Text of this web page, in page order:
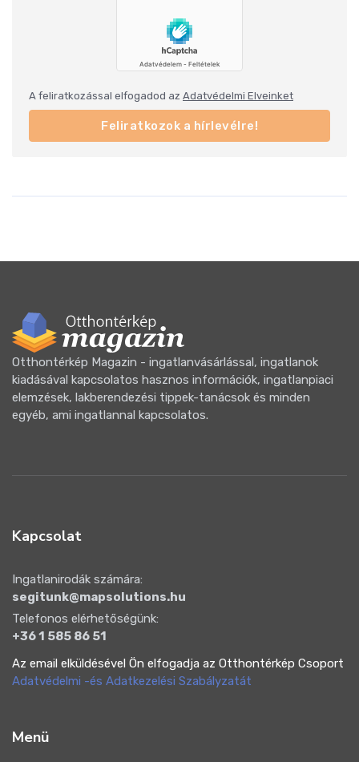
A feliratkozással elfogadod az Adatvédelmi Elveinket
Feliratkozok a hírlevélre!
Otthontérkép Magazin - ingatlanvásárlással, ingatlanok
kiadásával kapcsolatos hasznos információk, ingatlanpiaci
elemzések, lakberendezési tippek-tanácsok és minden
egyéb, ami ingatlannal kapcsolatos.
Kapcsolat
Ingatlanirodák számára:
segitunk@mapsolutions.hu
Telefonos elérhetőségünk:
+36 1 585 86 51
Az email elküldésével Ön elfogadja az Otthontérkép Csoport
Adatvédelmi -és Adatkezelési Szabályzatát
Menü